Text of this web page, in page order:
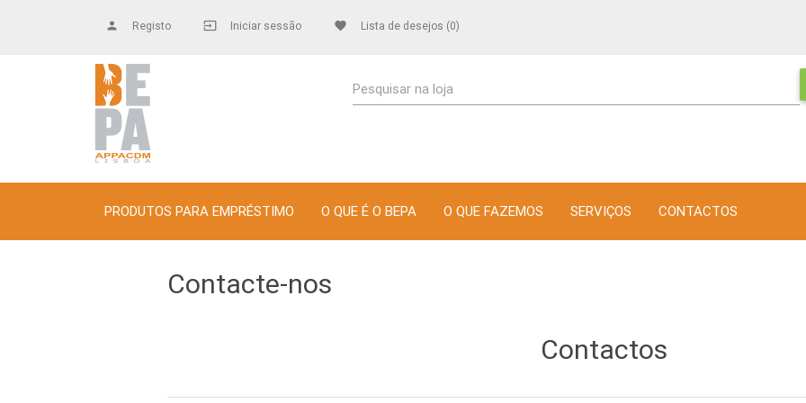
Registo
person Iniciar sessão
input favorite Lista de desejos (0)
Pesquisar na loja
PRODUTOS PARA EMPRÉSTIMO O QUE É O BEPA O QUE FAZEMOS SERVIÇOS CONTACTOS
Contacte-nos
Contactos